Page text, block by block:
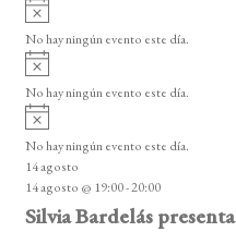
o
A
v
i
o
No hay ningún evento este día.
A
v
i
o
No hay ningún evento este día.
A
v
i
s
o
No hay ningún evento este día.
14 agosto
14 agosto @ 19:00-20:00
Silvia Bardelás